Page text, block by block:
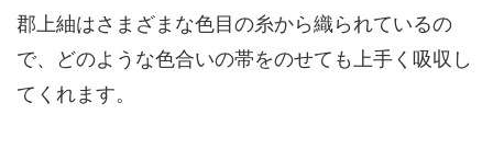
郡上紬はさまざまな色目の糸から織られているの
で、どのような色合いの帯をのせても上手く吸収し
てくれます。